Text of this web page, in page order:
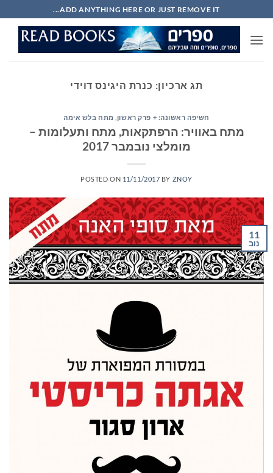
to
content
ADD ANYTHING HERE OR JUST REMOVE IT...
תג ארכיון: כנרת היגינס דוידי
חשיפה ראשונה: + פרק ראשון מתח בלש אימה
מתח באוויר: הרפתקאות, מתח ותעלומות –
מומלצי נובמבר 2017
POSTED ON 11/11/2017 BY ZNOY
11
נוב